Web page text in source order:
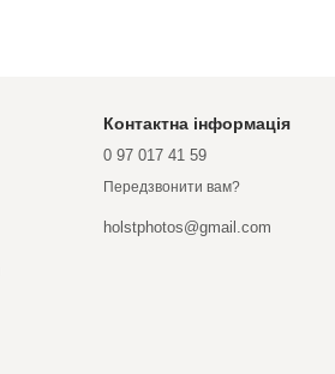
Контактна інформація
0 97 017 41 59
Передзвонити вам?
holstphotos@gmail.com